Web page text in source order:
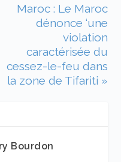
Maroc : Le Maroc
dénonce ‘une
violation
caractérisée du
cessez-le-feu dans
la zone de Tifariti »
Bourdon